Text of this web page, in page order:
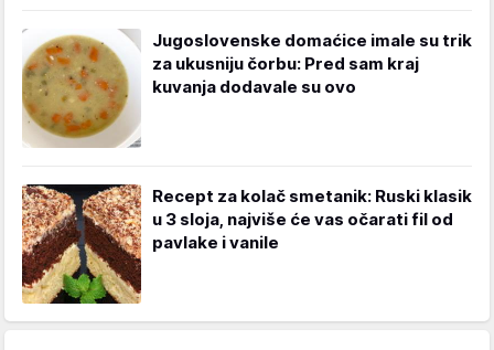
Jugoslovenske domaćice imale su trik
za ukusniju čorbu: Pred sam kraj
kuvanja dodavale su ovo
Recept za kolač smetanik: Ruski klasik
u 3 sloja, najviše će vas očarati fil od
pavlake i vanile